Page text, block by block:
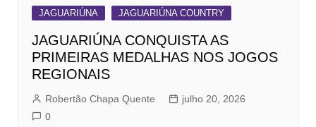
JAGUARIÚNA
JAGUARIÚNA COUNTRY
JAGUARIÚNA CONQUISTA AS
PRIMEIRAS MEDALHAS NOS JOGOS
REGIONAIS
Robertão Chapa Quente
julho 20, 2026
0